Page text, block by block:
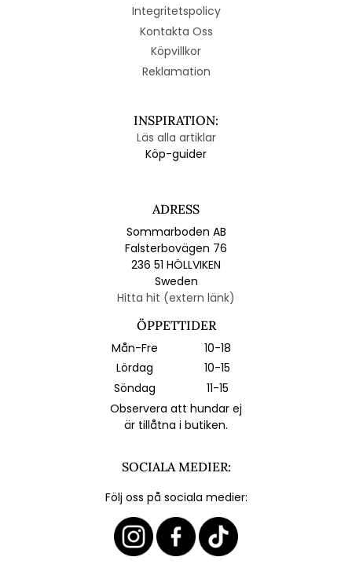
Integritetspolicy
Kontakta Oss
Köpvillkor
Reklamation
INSPIRATION:
Läs alla artiklar
Köp-guider
ADRESS
Sommarboden AB
Falsterbovägen 76
236 51 HÖLLVIKEN
Sweden
Hitta hit (extern länk)
ÖPPETTIDER
Mån-Fre
10-18
Lördag
10-15
Söndag
11-15
Observera att hundar ej
är tillåtna i butiken.
SOCIALA MEDIER:
Följ oss på sociala medier: